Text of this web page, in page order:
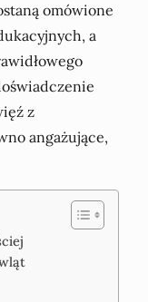
omówione
a
z
angażujące,